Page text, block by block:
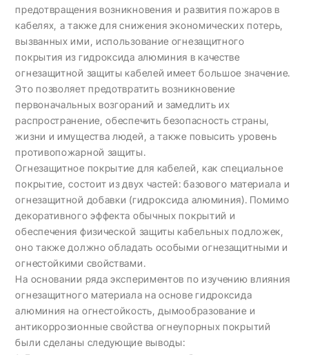
предотвращения возникновения и развития пожаров в
кабелях, а также для снижения экономических потерь,
вызванных ими, использование огнезащитного
покрытия из гидроксида алюминия в качестве
огнезащитной защиты кабелей имеет большое значение.
Это позволяет предотвратить возникновение
первоначальных возгораний и замедлить их
распространение, обеспечить безопасность страны,
жизни и имущества людей, а также повысить уровень
противопожарной защиты.
Огнезащитное покрытие для кабелей, как специальное
покрытие, состоит из двух частей: базового материала и
огнезащитной добавки (гидроксида алюминия). Помимо
декоративного эффекта обычных покрытий и
обеспечения физической защиты кабельных подложек,
оно также должно обладать особыми огнезащитными и
огнестойкими свойствами.
На основании ряда экспериментов по изучению влияния
огнезащитного материала на основе гидроксида
алюминия на огнестойкость, дымообразование и
антикоррозионные свойства огнеупорных покрытий
были сделаны следующие выводы: